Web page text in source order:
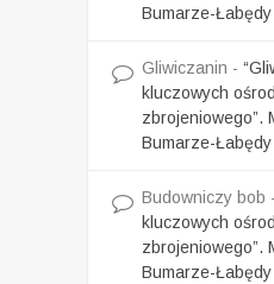
Bumarze-Łabędy
Gliwiczanin -
kluczowych
zbrojeniowego”.
Bumarze-Łabędy
Budowniczy bob -
kluczowych
zbrojeniowego”.
Bumarze-Łabędy